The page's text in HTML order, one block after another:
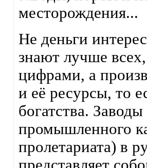
месторождения...
Не деньги
знают лучше
цифрами, а
и её ресурсы, то
богатства.
промышленного
пролетариата) в